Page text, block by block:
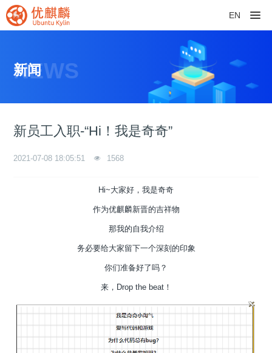
EN
NEWS
新闻
新员工入职-“Hi！我是奇奇”
2021-07-08 18:05:51 1568
Hi~大家好，我是奇奇
作为优麒麟新晋的吉祥物
那我的自我介绍
务必要给大家留下一个深刻的印象
你们准备好了吗？
来，Drop the beat！